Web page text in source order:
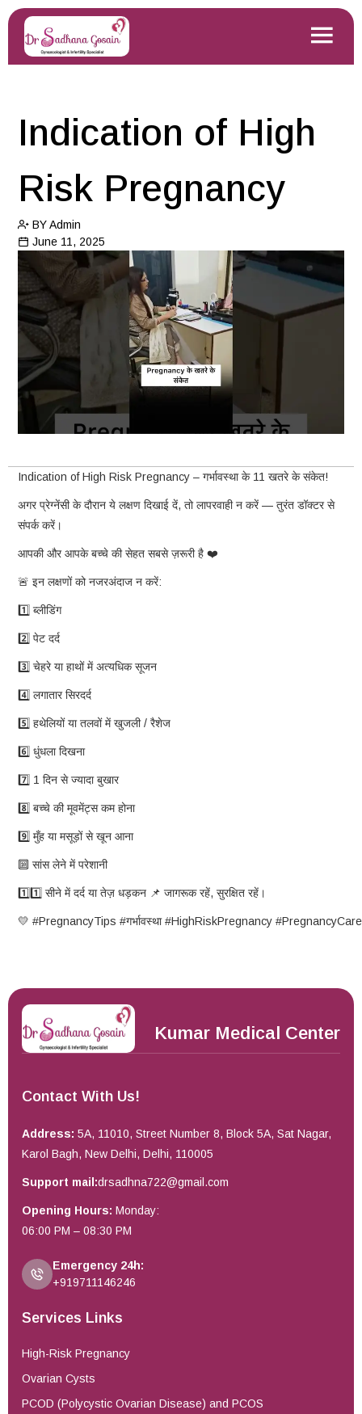
Indication of High
Risk Pregnancy
BY Admin
June 11, 2025
Indication of High Risk Pregnancy – गर्भावस्था के 11 खतरे के संकेत!
अगर प्रेग्नेंसी के दौरान ये लक्षण दिखाई दें, तो लापरवाही न करें — तुरंत डॉक्टर से
संपर्क करें।
आपकी और आपके बच्चे की सेहत सबसे ज़रूरी है ❤️
🚨 इन लक्षणों को नजरअंदाज न करें:
1️⃣ ब्लीडिंग
2️⃣ पेट दर्द
3️⃣ चेहरे या हाथों में अत्यधिक सूजन
4️⃣ लगातार सिरदर्द
5️⃣ हथेलियों या तलवों में खुजली / रैशेज
6️⃣ धुंधला दिखना
7️⃣ 1 दिन से ज्यादा बुखार
8️⃣ बच्चे की मूवमेंट्स कम होना
9️⃣ मुँह या मसूड़ों से खून आना
🔟 सांस लेने में परेशानी
1️⃣1️⃣ सीने में दर्द या तेज़ धड़कन 📌 जागरूक रहें, सुरक्षित रहें।
💛 #PregnancyTips #गर्भावस्था #HighRiskPregnancy #PregnancyCare
Kumar Medical Center
Contact With Us!
Address: 5A, 11010, Street Number 8, Block 5A, Sat Nagar,
Karol Bagh, New Delhi, Delhi, 110005
Support mail:drsadhna722@gmail.com
Opening Hours: Monday:
06:00 PM – 08:30 PM
Emergency 24h:
+919711146246
Services Links
High-Risk Pregnancy
Ovarian Cysts
PCOD (Polycystic Ovarian Disease) and PCOS